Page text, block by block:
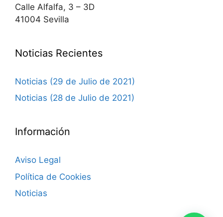
Calle Alfalfa, 3 – 3D
41004 Sevilla
Noticias Recientes
Noticias (29 de Julio de 2021)
Noticias (28 de Julio de 2021)
Información
Aviso Legal
Política de Cookies
Noticias